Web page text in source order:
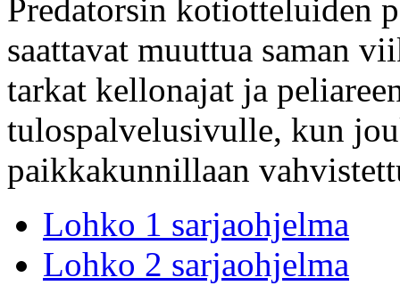
Predatorsin kotiotteluiden
saattavat muuttua saman
tarkat kellonajat ja
tulospalvelusivulle, kun
paikkakunnillaan
Lohko 1 sarjaohjelma
Lohko 2 sarjaohjelma